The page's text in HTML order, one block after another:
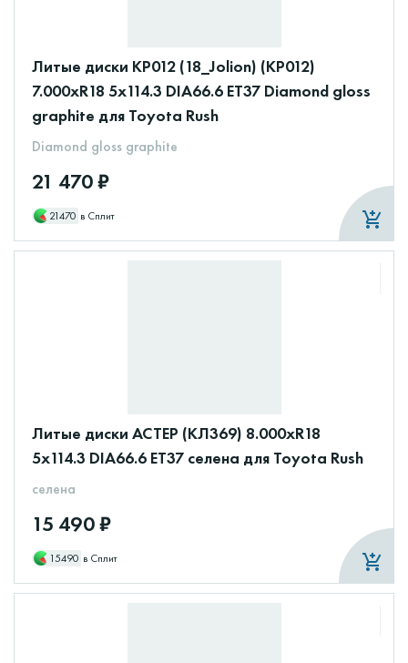
Литые диски КР012 (18_Jolion) (КР012)
7.000xR18 5x114.3 DIA66.6 ET37 Diamond gloss
graphite для Toyota Rush
Diamond gloss graphite
21 470 ₽
21470 в Сплит
Литые диски АСТЕР (КЛ369) 8.000xR18
5x114.3 DIA66.6 ET37 селена для Toyota Rush
селена
15 490 ₽
15490 в Сплит